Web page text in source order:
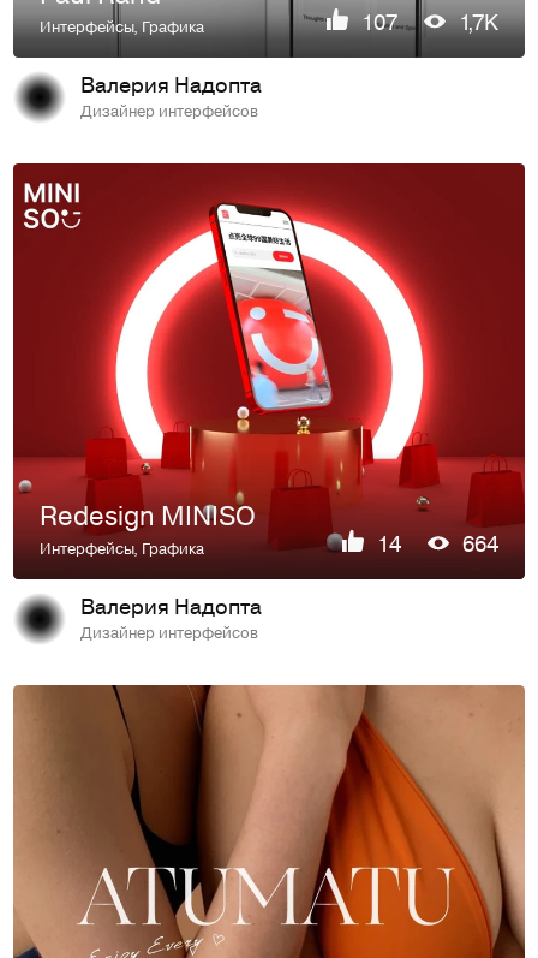
Интерфейсы,Графика 107 1,7K
Валерия Надопта
Дизайнер интерфейсов
Redesign MINISO
Интерфейсы, Графика 14 664
Валерия Надопта
Дизайнер интерфейсов